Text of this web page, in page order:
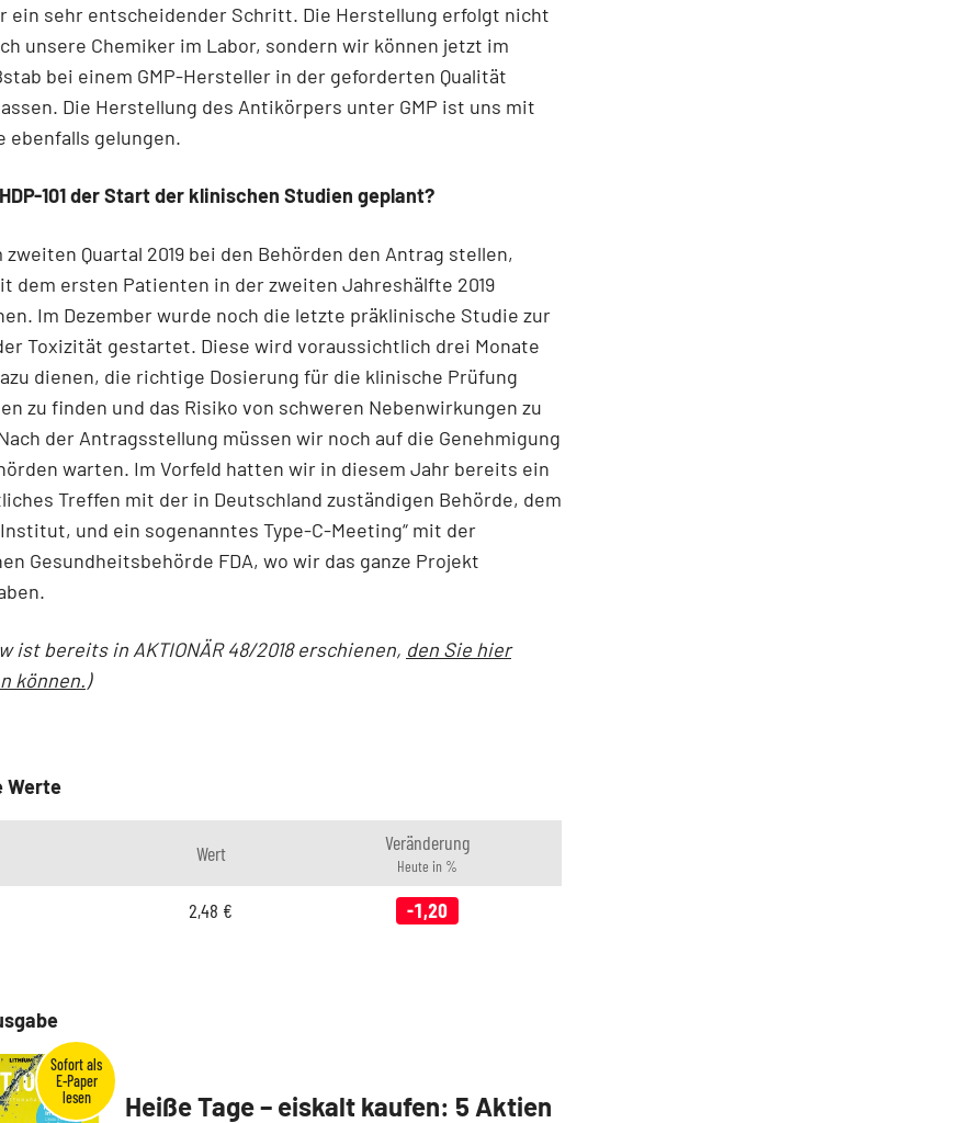
ein sehr entscheidender Schritt. Die Herstellung erfolgt nicht
unsere Chemiker im Labor, sondern wir können jetzt im
bei einem GMP-Hersteller in der geforderten Qualität
Die Herstellung des Antikörpers unter GMP ist uns mit
ebenfalls gelungen.
101 der Start der klinischen Studien geplant?
Quartal 2019 bei den Behörden den Antrag stellen,
dem ersten Patienten in der zweiten Jahreshälfte 2019
Im Dezember wurde noch die letzte präklinische Studie zur
Toxizität gestartet. Diese wird voraussichtlich drei Monate
dienen, die richtige Dosierung für die klinische Prüfung
zu finden und das Risiko von schweren Nebenwirkungen zu
der Antragsstellung müssen wir noch auf die Genehmigung
warten. Im Vorfeld hatten wir in diesem Jahr bereits ein
Treffen mit der in Deutschland zuständigen Behörde, dem
und ein sogenanntes Type-C-Meeting“ mit der
Gesundheitsbehörde FDA, wo wir das ganze Projekt
ist bereits in AKTIONÄR 48/2018 erschienen, den Sie hier
können.)
Werte
Wert Veränderung
Heute in %
2,48 € -1,20
Heiße Tage – eiskalt kaufen: 5 Aktien